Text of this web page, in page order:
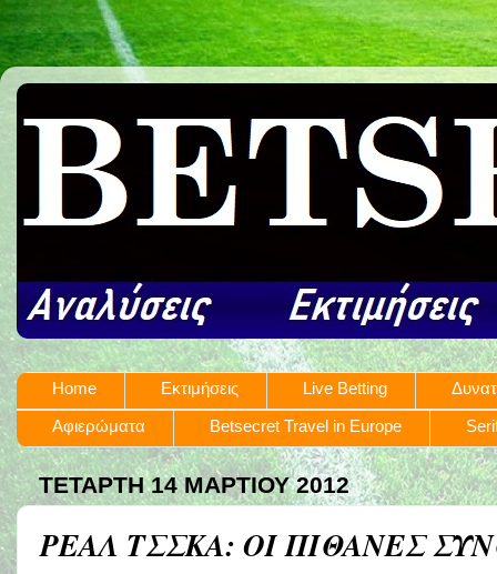
Home Εκτιμήσεις Live Betting
Αφιερώματα
Betsecret Travel in Europe
ΤΕΤΆΡΤΗ 14 ΜΑΡΤΊΟΥ 2012
ΡΕΑΛ ΤΣΣΚΑ: ΟΙ ΠΙΘΑΝΕΣ